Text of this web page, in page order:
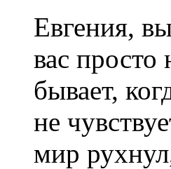
Евгения,
вас просто
бывает,
не
мир